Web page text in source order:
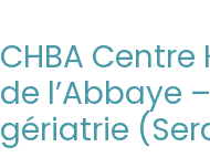
CHBA
de l’Abbaye
gériatrie